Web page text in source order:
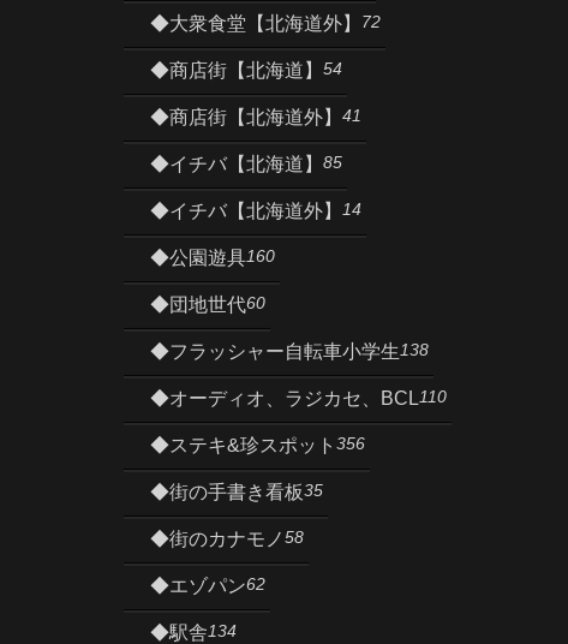
◆大衆食堂【北海道外】 72
◆商店街【北海道】 54
◆商店街【北海道外】 41
◆イチバ【北海道】 85
◆イチバ【北海道外】 14
◆公園遊具160
◆団地世代60
◆フラッシャー自転車小学生138
◆オーディオ、ラジカセ、BCL110
◆ステキ&珍スポット 356
◆街の手書き看板35
◆街のカナモノ58
◆エゾパン62
◆駅舎134